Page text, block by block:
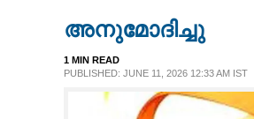
NEWS 360അനുമോദിച്ചു
1 MIN READ
PUBLISHED: JUNE 11, 2026 12:33 AM IST